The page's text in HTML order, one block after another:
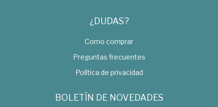
¿DUDAS?
Como comprar
Preguntas frecuentes
Política de privacidad
BOLETÍN DE NOVEDADES